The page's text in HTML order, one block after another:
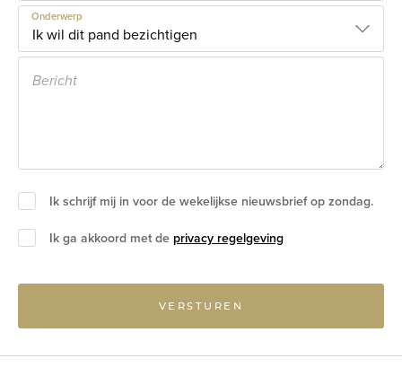
Onderwerp
Ik schrijf mij in voor de wekelijkse nieuwsbrief op zondag.
Ik ga akkoord met de privacy regelgeving
VERSTUREN